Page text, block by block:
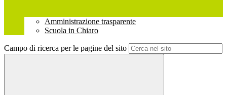
Amministrazione trasparente
Scuola in Chiaro
Campo di ricerca per le pagine del sito